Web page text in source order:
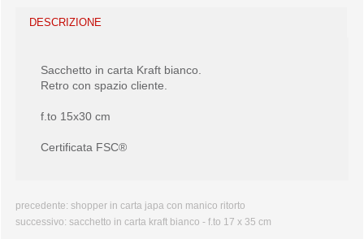
DESCRIZIONE
Sacchetto in carta Kraft bianco.
Retro con spazio cliente.
f.to 15x30 cm
Certificata FSC®
precedente: shopper in carta japa con manico ritorto
successivo: sacchetto in carta kraft bianco - f.to 17 x 35 cm